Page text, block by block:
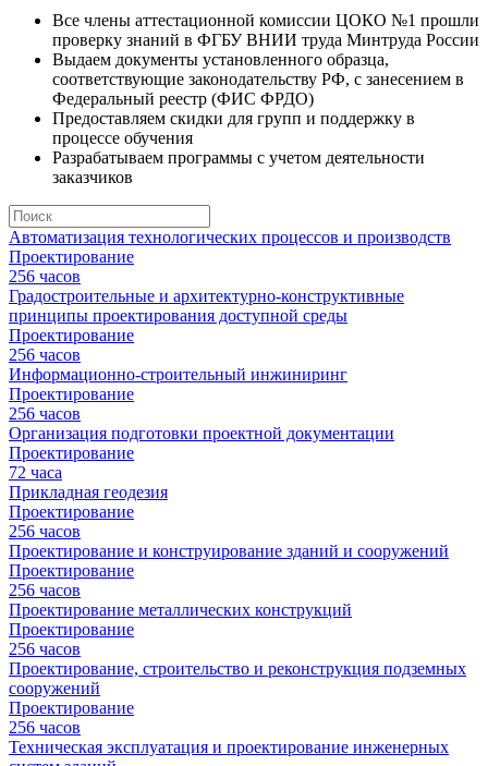
Все члены аттестационной комиссии ЦОКО №1 прошли
проверку знаний в ФГБУ ВНИИ труда Минтруда России
Выдаем документы установленного образца,
соответствующие законодательству РФ, с занесением в
Федеральный реестр (ФИС ФРДО)
Предоставляем скидки для групп и поддержку в
процессе обучения
Разрабатываем программы с учетом деятельности
заказчиков
Автоматизация технологических процессов и производств
Проектирование
256 часов
Градостроительные и архитектурно-конструктивные
принципы проектирования доступной среды
Проектирование
256 часов
Информационно-строительный инжиниринг
Проектирование
256 часов
Организация подготовки проектной документации
Проектирование
72 часа
Прикладная геодезия
Проектирование
256 часов
Проектирование и конструирование зданий и сооружений
Проектирование
256 часов
Проектирование металлических конструкций
Проектирование
256 часов
Проектирование, строительство и реконструкция подземных
сооружений
Проектирование
256 часов
Техническая эксплуатация и проектирование инженерных